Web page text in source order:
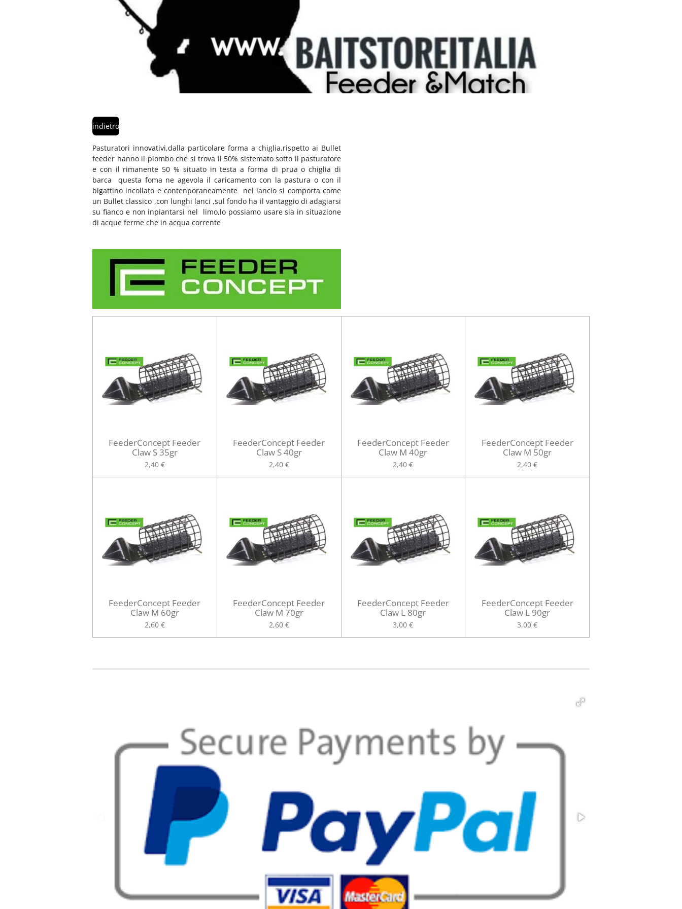
indietro
Pasturatori innovativi,dalla particolare forma a chiglia,rispetto ai Bullet
feeder hanno il piombo che si trova il 50% sistemato sotto il pasturatore
e con il rimanente 50 % situato in testa a forma di prua o chiglia di
barca questa foma ne agevola il caricamento con la pastura o con il
bigattino incollato e contenporaneamente nel lancio si comporta come
un Bullet classico ,con lunghi lanci ,sul fondo ha il vantaggio di adagiarsi
su fianco e non inpiantarsi nel limo,lo possiamo usare sia in situazione
di acque ferme che in acqua corrente
FeederConcept Feeder
Claw S 35gr
2,40 €
FeederConcept Feeder
Claw S 40gr
2,40 €
FeederConcept Feeder
Claw M 40gr
2,40 €
FeederConcept Feeder
Claw M 50gr
2,40 €
FeederConcept Feeder
Claw M 60gr
2,60 €
FeederConcept Feeder
Claw M 70gr
2,60 €
FeederConcept Feeder
Claw L 80gr
3,00 €
FeederConcept Feeder
Claw L 90gr
3,00 €